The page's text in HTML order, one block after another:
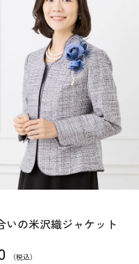
いの米沢織ジャケット
（税込）